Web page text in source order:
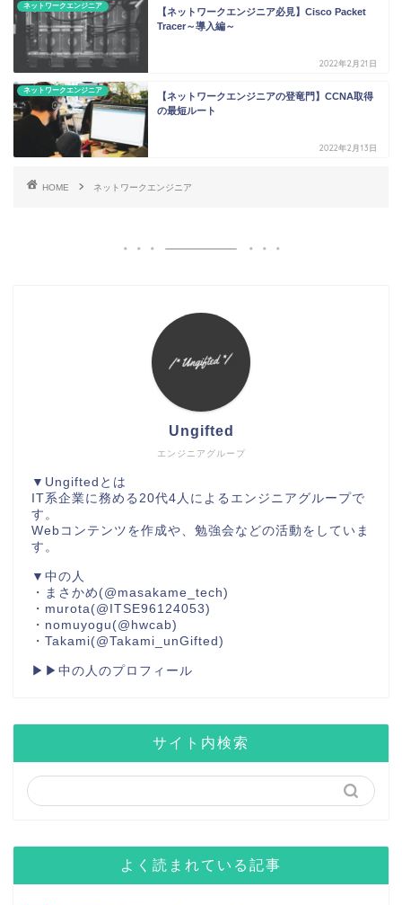
ネットワークエンジニア
【ネットワークエンジニア必見】Cisco Packet
Tracer～導入編～
2022年2月21日
ネットワークエンジニア
【ネットワークエンジニアの登竜門】CCNA取得
の最短ルート
2022年2月13日
HOME ネットワークエンジニア
エンジニアグループ
Ungifted
▼Ungiftedとは
IT系企業に務める20代4人によるエンジニアグループで
す。
Webコンテンツを作成や、勉強会などの活動をしていま
す。
▼中の人
・まさかめ (@masakame_tech)
・murota(@ITSE96124053)
・nomuyogu (@hwcab)
・Takami(@Takami_unGifted)
▶▶中の人のプロフィール
サイト内検索
よく読まれている記事